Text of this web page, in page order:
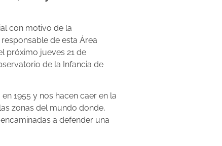
con motivo de la
de esta Área
próximo jueves 21 de
de la Infancia de
1955 y nos hacen caer en la
zonas del mundo donde,
a defender una